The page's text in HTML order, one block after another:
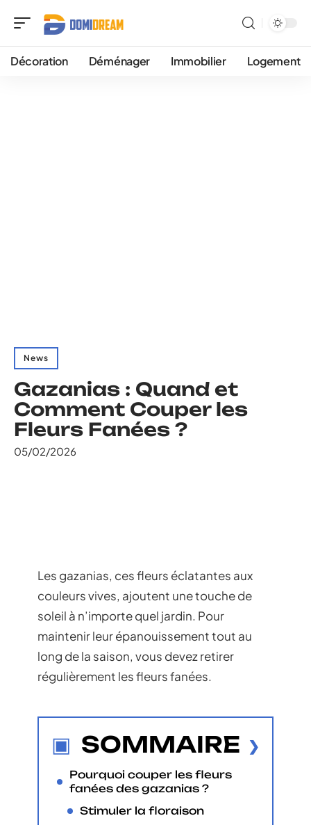
Décoration Déménager Immobilier Logement
News
Gazanias : Quand et
Comment Couper les
Fleurs Fanées ?
05/02/2026
Les gazanias, ces fleurs éclatantes aux
couleurs vives, ajoutent une touche de
soleil à n’importe quel jardin. Pour
maintenir leur épanouissement tout au
long de la saison, vous devez retirer
régulièrement les fleurs fanées.
SOMMAIRE
Pourquoi couper les fleurs
fanées des gazanias ?
Stimuler la floraison